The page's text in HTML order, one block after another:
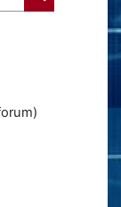
Search